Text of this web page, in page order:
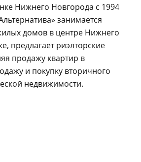
Нижнего Новгорода с 1994
занимается
домов в центре Нижнего
предлагает риэлторские
продажу квартир в
и покупку вторичного
недвижимости.